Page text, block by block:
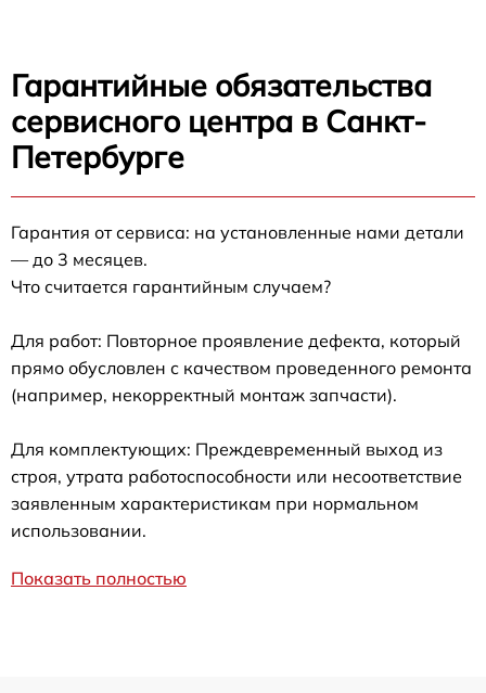
Гарантийные обязательства
сервисного центра в Санкт-
Петербурге
Гарантия от сервиса: на установленные нами детали
— до 3 месяцев.
Что считается гарантийным случаем?
Для работ: Повторное проявление дефекта, который
прямо обусловлен с качеством проведенного ремонта
(например, некорректный монтаж запчасти).
Для комплектующих: Преждевременный выход из
строя, утрата работоспособности или несоответствие
заявленным характеристикам при нормальном
использовании.
Показать полностью